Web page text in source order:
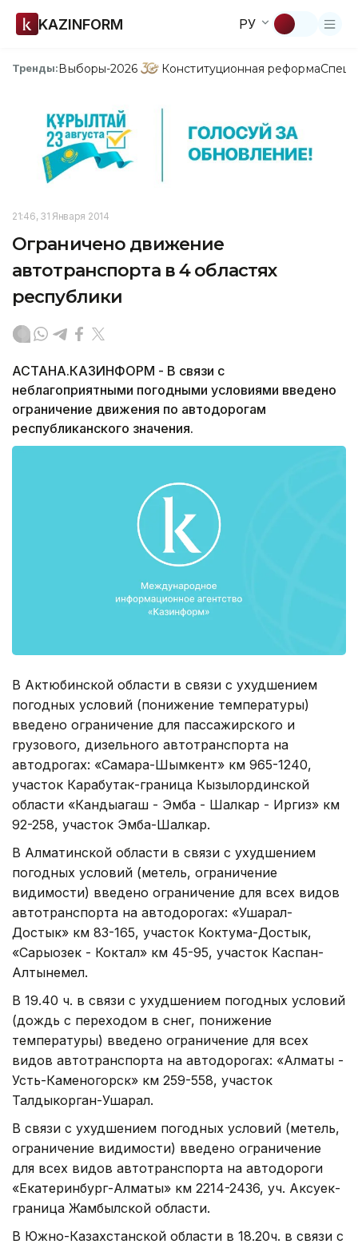
KAZINFORM РУ
Тренды:Выборы-2026 Конституционная реформа
21:46, 31 Января 2014
Ограничено движение
автотранспорта в 4 областях
республики
АСТАНА.КАЗИНФОРМ - В связи с
неблагоприятными погодными условиями введено
ограничение движения по автодорогам
республиканского значения.
В Актюбинской области в связи с ухудшением
погодных условий (понижение температуры)
введено ограничение для пассажирского и
грузового, дизельного автотранспорта на
автодрогах: «Самара-Шымкент» км 965-1240,
участок Карабутак-граница Кызылординской
области «Кандыагаш - Эмба - Шалкар - Иргиз» км
92-258, участок Эмба-Шалкар.
В Алматинской области в связи с ухудшением
погодных условий (метель, ограничение
видимости) введено ограничение для всех видов
автотранспорта на автодорогах: «Ушарал-
Достык» км 83-165, участок Коктума-Достык,
«Сарыозек - Коктал» км 45-95, участок Каспан-
Алтынемел.
В 19.40 ч. в связи с ухудшением погодных условий
(дождь с переходом в снег, понижение
температуры) введено ограничение для всех
видов автотранспорта на автодорогах: «Алматы -
Усть-Каменогорск» км 259-558, участок
Талдыкорган-Ушарал.
В связи с ухудшением погодных условий (метель,
ограничение видимости) введено ограничение
для всех видов автотранспорта на автодороги
«Екатеринбург-Алматы» км 2214-2436, уч. Аксуек-
граница Жамбылской области.
В Южно-Казахстанской области в 18.20ч. в связи с